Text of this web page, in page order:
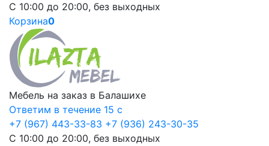
С 10:00 до 20:00, без выходных
Корзина0
Мебель на заказ в Балашихе
Ответим в течение 15 с
+7 (967) 443-33-83 +7 (936) 243-30-35
С 10:00 до 20:00, без выходных